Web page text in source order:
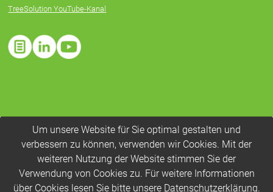
TreeSolution YouTube-Kanal
Um unsere Website für Sie optimal gestalten und
verbessern zu können, verwenden wir Cookies. Mit der
weiteren Nutzung der Website stimmen Sie der
Verwendung von Cookies zu. Für weitere Informationen
über Cookies lesen Sie bitte unsere Datenschutzerklärung.